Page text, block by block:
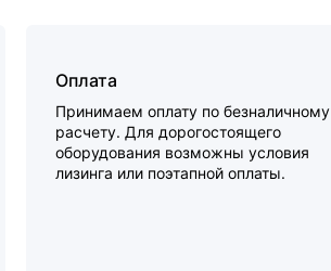
Оплата
Принимаем оплату по безналичному
расчету. Для дорогостоящего
оборудования возможны условия
лизинга или поэтапной оплаты.